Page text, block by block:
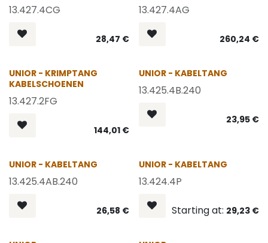
13.427.4CG
28,47 €
13.427.4AG
260,24 €
UNIOR - KRIMPTANG
KABELSCHOENEN
13.427.2FG
144,01€
UNIOR - KABELTANG
13.425.4B.240
23,95€
UNIOR - KABELTANG
13.425.4AB.240
26,58 €
OP = OP
UNIOR - KABELTANG
13.424.4P
Starting at: 29,23€